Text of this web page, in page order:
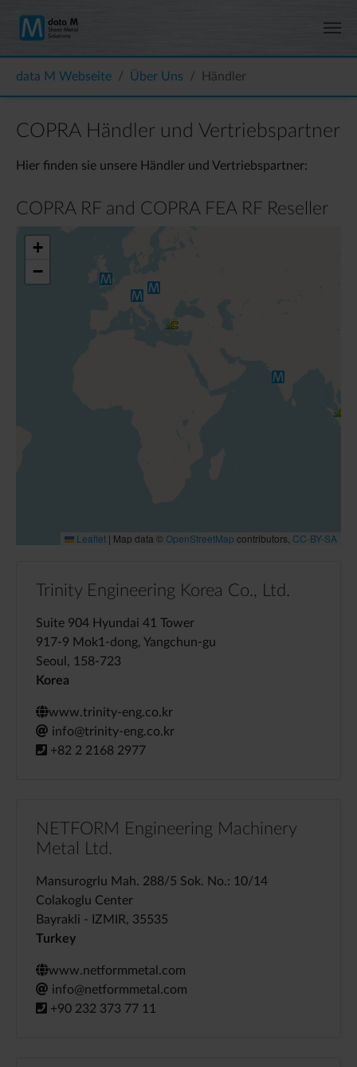
data M Webseite
Über Uns Händler
COPRA Händler und Vertriebspartner
Hier finden sie unsere Händler und Vertriebspartner:
COPRA RF and COPRA FEA RF Reseller
+
−
Leaflet | Map data ©OpenStreetMap contributors, CC-BY-SA
Trinity Engineering Korea Co., Ltd.
Suite 904 Hyundai 41 Tower
917-9 Mok1-dong, Yangchun-gu
Seoul, 158-723
Korea
www.trinity-eng.co.kr
info@trinity-eng.co.kr
+82 2 2168 2977
NETFORM Engineering Machinery
Metal Ltd.
Mansurogrlu Mah. 288/5 Sok. No.: 10/14
Colakoglu Center
Bayrakli - IZMIR, 35535
Turkey
www.netformmetal.com
info@netformmetal.com
+90 232 373 77 11